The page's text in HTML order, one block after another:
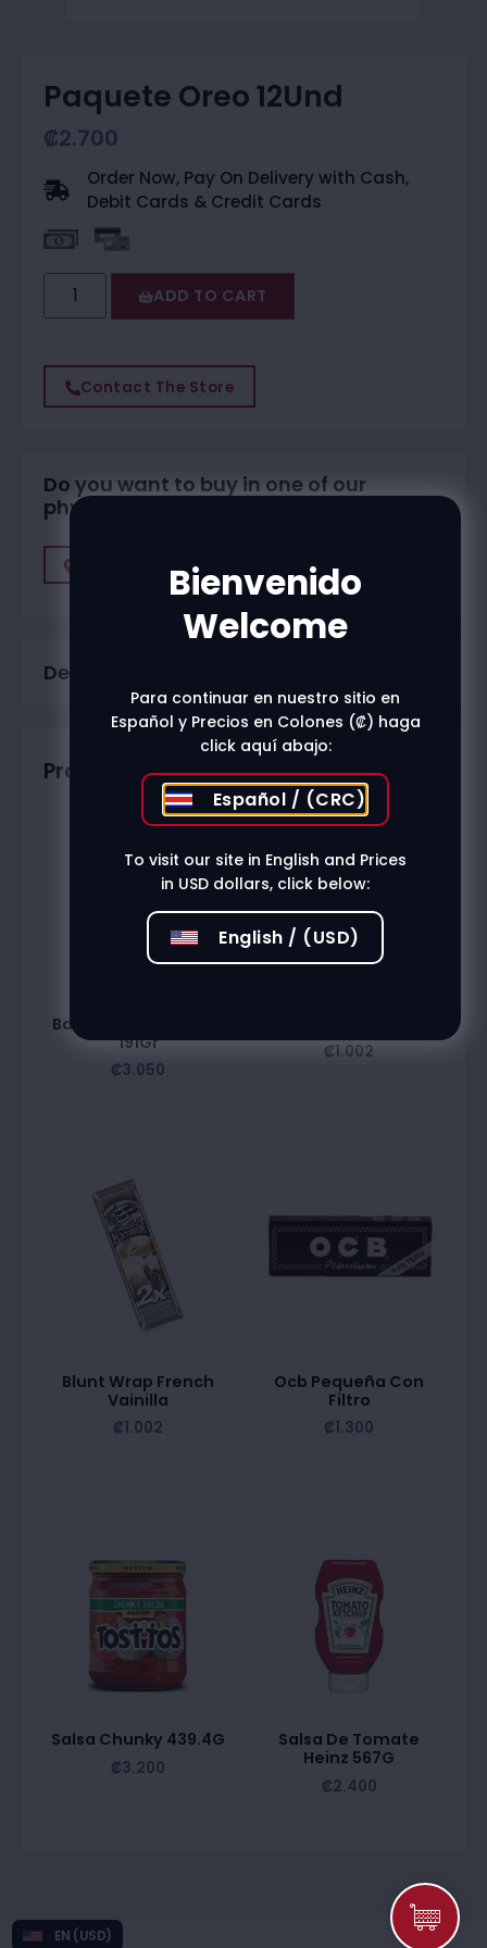
Paquete Oreo 12Und
₡2.700
Order Now, Pay On Delivery with Cash,
Debit Cards & Credit Cards
ADD TO CART
Contact The Store
Do you want to buy in one of our
physical stores?
Find A Store
Description
Productos relacionados
Badia Sazon Tropical
191Gr
₡3.050
₡1.002
Blunt Wrap French
Vainilla
₡1.002
Ocb Pequeña Con
Filtro
₡1.300
Salsa Chunky 439.4G
₡3.200
Salsa De Tomate
Heinz 567G
₡2.400
EN (USD)
Bienvenido
Welcome
Para continuar en nuestro sitio en
Español y Precios en Colones (₡) haga
click aquí abajo:
Español / (CRC)
To visit our site in English and Prices
in USD dollars, click below:
English / (USD)